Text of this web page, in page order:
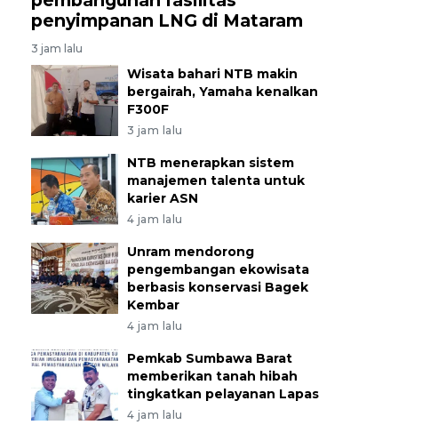
penyimpanan LNG di Mataram
3 jam lalu
Wisata bahari NTB makin
bergairah, Yamaha kenalkan
F300F
3 jam lalu
NTB menerapkan sistem
manajemen talenta untuk
karier ASN
4 jam lalu
Unram mendorong
pengembangan ekowisata
berbasis konservasi Bagek
Kembar
4 jam lalu
Pemkab Sumbawa Barat
memberikan tanah hibah
tingkatkan pelayanan Lapas
4 jam lalu